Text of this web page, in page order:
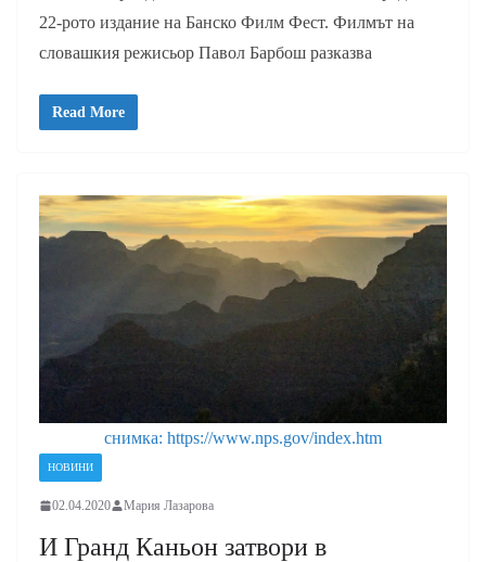
22-рото издание на Банско Филм Фест. Филмът на
словашкия режисьор Павол Барбош разказва
Read More
снимка: https://www.nps.gov/index.htm
НОВИНИ
02.04.2020 Мария Лазарова
И Гранд Каньон затвори в